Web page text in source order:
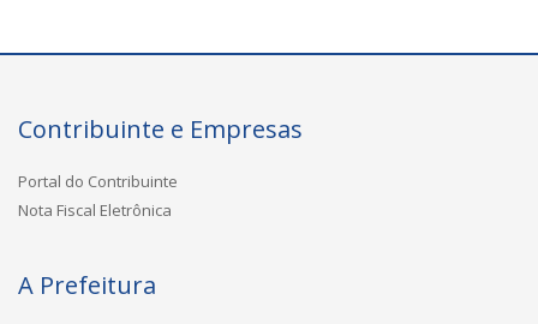
Contribuinte e Empresas
Portal do Contribuinte
Nota Fiscal Eletrônica
A Prefeitura